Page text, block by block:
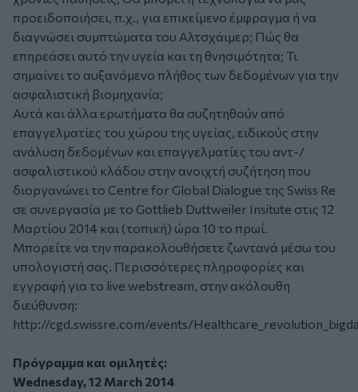
προειδοποιήσει, π.χ., για επικείμενο έμφραγμα ή να
διαγνώσει συμπτώματα του Αλτσχάιμερ; Πώς θα
επηρεάσει αυτό την υγεία και τη θνησιμότητα; Τι
σημαίνει το αυξανόμενο πλήθος των δεδομένων για την
ασφαλιστική βιομηχανία;
Αυτά και άλλα ερωτήματα θα συζητηθούν από
επαγγελματίες του χώρου της υγείας, ειδικούς στην
ανάλυση δεδομένων και επαγγελματίες του αντ-/
ασφαλιστικού κλάδου στην ανοιχτή συζήτηση που
διοργανώνει το Centre for Global Dialogue της Swiss Re
σε συνεργασία με το Gottlieb Duttweiler Insitute στις 12
Μαρτίου 2014 και (τοπική) ώρα 10 το πρωί.
Μπορείτε να την παρακολουθήσετε ζωντανά μέσω του
υπολογιστή σας. Περισσότερες πληροφορίες και
εγγραφή για το live webstream, στην ακόλουθη
διεύθυνση:
http://cgd.swissre.com/events/
Πρόγραμμα και ομιλητές:
Wednesday, 12 March 2014